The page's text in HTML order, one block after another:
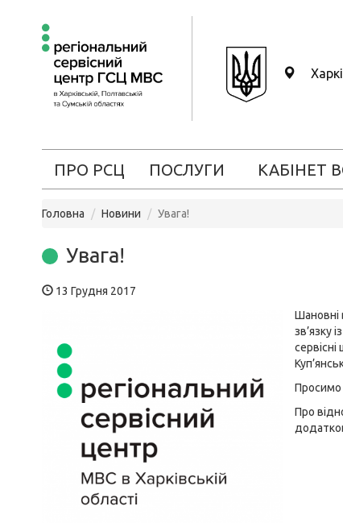
ПРО РСЦ ПОСЛУГИ КАБІНЕТ
Головна Новини Увага!
Увага!
13 Грудня 2017
Шановні
зв’язку
Просимо
Про